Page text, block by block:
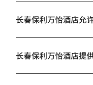
长春保利万怡酒店允
长春保利万怡酒店提